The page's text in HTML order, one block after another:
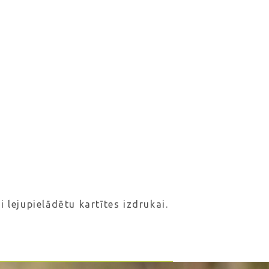
lejupielādētu kartītes izdrukai.